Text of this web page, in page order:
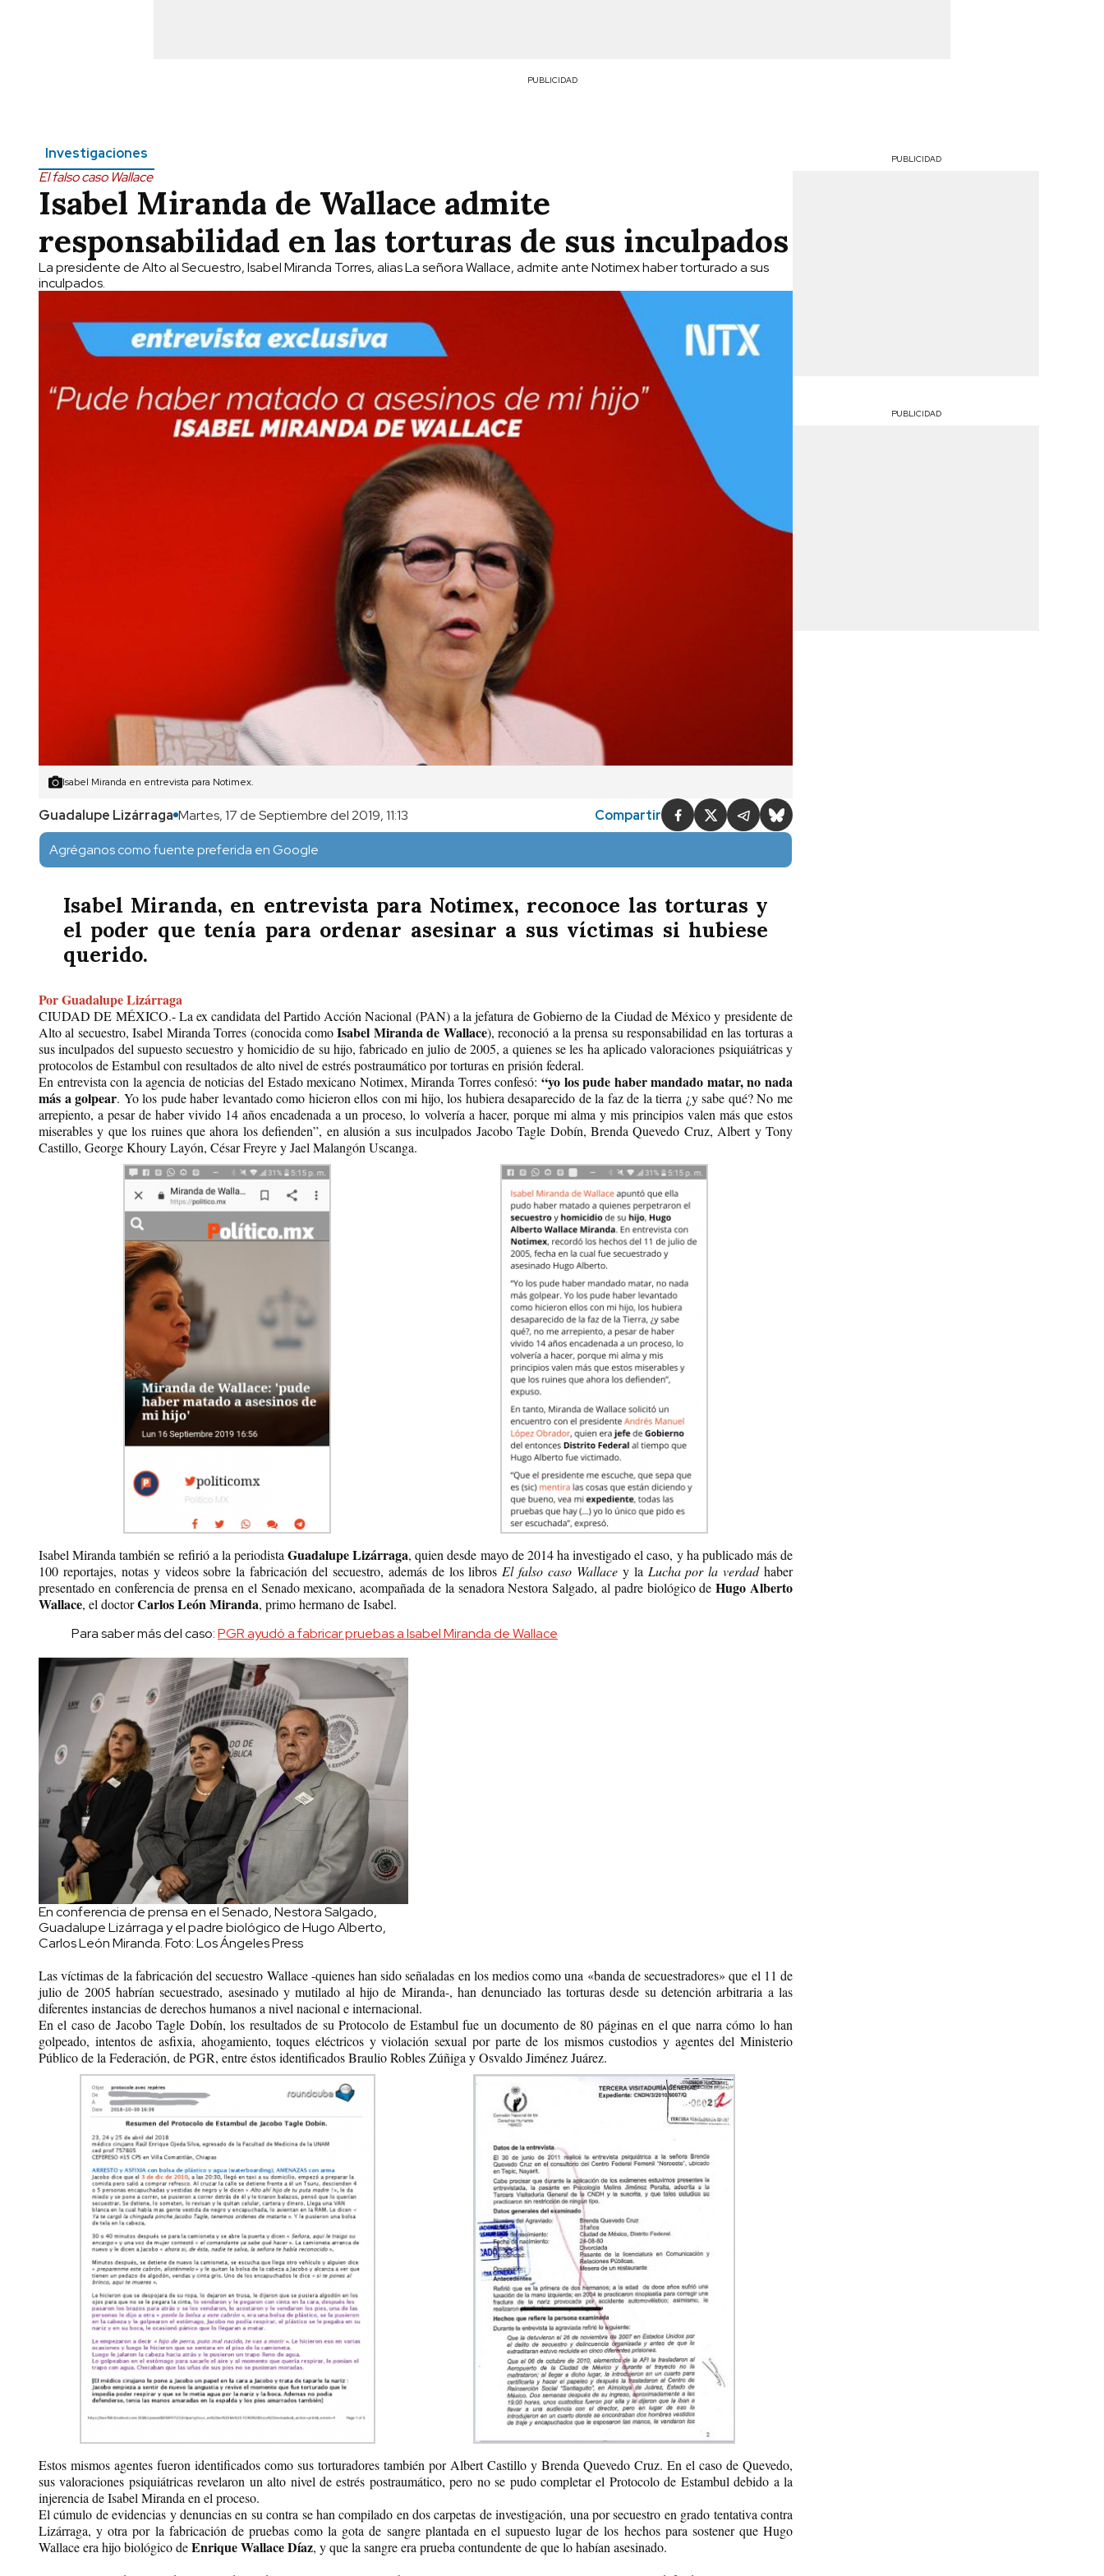
PUBLICIDAD
Investigaciones
El falso caso Wallace
Isabel Miranda de Wallace admite
responsabilidad en las torturas de sus inculpados
La presidente de Alto al Secuestro, Isabel Miranda Torres, alias La señora Wallace, admite ante Notimex haber torturado a sus
inculpados.
Isabel Miranda en entrevista para Notimex.
Guadalupe Lizárraga Martes, 17 de Septiembre del 2019, 11:13 Compartir
Agréganos como fuente preferida en Google
Isabel Miranda, en entrevista para Notimex, reconoce las torturas y
el poder que tenía para ordenar asesinar a sus víctimas si hubiese
querido.
Por Guadalupe Lizárraga
CIUDAD DE MÉXICO.- La ex candidata del Partido Acción Nacional (PAN) a la jefatura de Gobierno de la Ciudad de México y presidente de
Alto al secuestro, Isabel Miranda Torres (conocida comoIsabel Miranda de Wallace), reconoció a la prensa su responsabilidad en las torturas a
sus inculpados del supuesto secuestro y homicidio de su hijo, fabricado en julio de 2005, a quienes se les ha aplicado valoraciones psiquiátricas y
protocolos de Estambul con resultados de alto nivel de estrés postraumático por torturas en prisión federal.
En entrevista con la agencia de noticias del Estado mexicano Notimex, Miranda Torres confesó: “yo los pude haber mandado matar, no nada
más a golpear. Yo los pude haber levantado como hicieron ellos con mi hijo, los hubiera desaparecido de la faz de la tierra ¿y sabe qué? No me
arrepiento, a pesar de haber vivido 14 años encadenada a un proceso, lo volvería a hacer, porque mi alma y mis principios valen más que estos
miserables y que los ruines que ahora los defienden”, en alusión a sus inculpados Jacobo Tagle Dobín, Brenda Quevedo Cruz, Albert y Tony
Castillo, George Khoury Layón, César Freyre y Jael Malangón Uscanga.
Isabel Miranda también se refirió a la periodistaGuadalupe Lizárraga, quien desde mayo de 2014ha investigado el caso, y ha publicado más de
100 reportajes, notas y videos sobre la fabricación del secuestro, además de los librosEl falso caso Wallacey la Lucha por la verdadhaber
presentado en conferencia de prensa en el Senado mexicano, acompañada de la senadora Nestora Salgado, al padre biológico deHugo Alberto
Wallace, el doctorCarlos León Miranda, primo hermano de Isabel.
Para saber más del caso:PGR ayudó a fabricar pruebas a Isabel Miranda de Wallace
En conferencia de prensa en el Senado, Nestora Salgado,
Guadalupe Lizárraga y el padre biológico de Hugo Alberto,
Carlos León Miranda. Foto: Los Ángeles Press
Lasvíctimas de la fabricación del secuestro Wallace -quienes han sido señaladas en los medios como una «banda de secuestradores» que el 11 de
julio de 2005 habrían secuestrado, asesinado y mutilado al hijo de Miranda-, han denunciado las torturas desde su detención arbitraria a las
diferentes instancias de derechos humanos a nivel nacional e internacional.
En el caso de Jacobo Tagle Dobín, los resultados de su Protocolo de Estambul fue un documento de 80 páginas en el que narra cómo lo han
golpeado, intentos de asfixia, ahogamiento, toques eléctricos y violación sexual por parte de los mismos custodios y agentes del Ministerio
Público de la Federación, de PGR, entre éstos identificados Braulio Robles Zúñiga y Osvaldo Jiménez Juárez.
Estos mismos agentes fueron identificados como sus torturadores también por Albert Castillo y Brenda Quevedo Cruz. En el caso de Quevedo,
sus valoraciones psiquiátricas revelaron un alto nivel de estrés postraumático, pero no se pudo completar el Protocolo de Estambul debido a la
injerencia de Isabel Miranda en el proceso.
El cúmulo de evidencias y denuncias en su contra se han compilado en dos carpetas de investigación, una por secuestro en grado tentativa contra
Lizárraga, y otra por la fabricación de pruebas como la gota de sangre plantada en el supuesto lugar de los hechos para sostener que Hugo
Wallace era hijo biológico deEnrique Wallace Díaz, y que la sangre era prueba contundente de que lo habían asesinado.
PUBLICIDAD
PUBLICIDAD